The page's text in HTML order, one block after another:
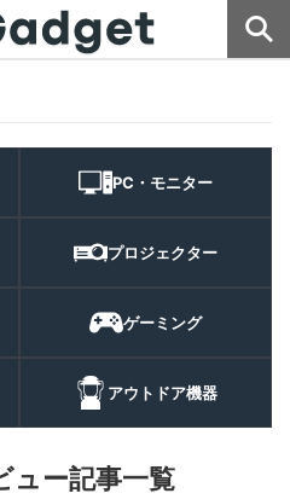
PC・モニター
プロジェクター
ゲーミング
アウトドア機器
ュー記事一覧